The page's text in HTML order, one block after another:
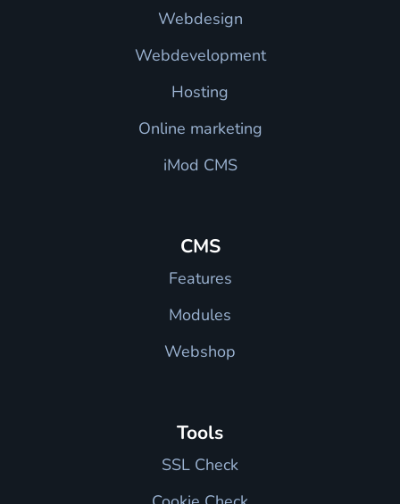
Webdesign
Webdevelopment
Hosting
Online marketing
iMod CMS
CMS
Features
Modules
Webshop
Tools
SSL Check